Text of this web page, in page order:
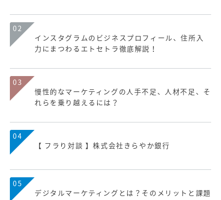
02
インスタグラムのビジネスプロフィール、住所入
力にまつわるエトセトラ徹底解説！
03
慢性的なマーケティングの人手不足、人材不足、そ
れらを乗り越えるには？
04
【 フラり対談 】株式会社きらやか銀行
05
デジタルマーケティングとは？そのメリットと課題